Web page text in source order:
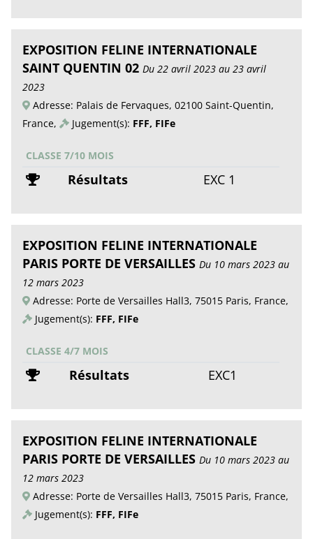
EXPOSITION FELINE INTERNATIONALE
SAINT QUENTIN 02 Du 22 avril 2023 au 23 avril
2023
Adresse: Palais de Fervaques, 02100 Saint-Quentin,
France,
Jugement(s): FFF, FIFe
CLASSE 7/10 MOIS
Résultats EXC 1
EXPOSITION FELINE INTERNATIONALE
PARIS PORTE DE VERSAILLES Du 10 mars 2023 au
12 mars 2023
Adresse: Porte de Versailles Hall3, 75015 Paris, France,
Jugement(s): FFF, FIFe
CLASSE 4/7 MOIS
Résultats EXC1
EXPOSITION FELINE INTERNATIONALE
PARIS PORTE DE VERSAILLES Du 10 mars 2023 au
12 mars 2023
Adresse: Porte de Versailles Hall3, 75015 Paris, France,
Jugement(s): FFF, FIFe